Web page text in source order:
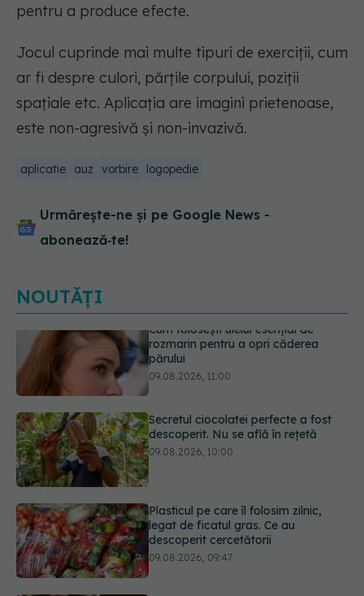
pentru a produce efecte.
Jocul cuprinde mai multe tipuri de exerciţii, cum
ar fi despre culori, părţile corpului, poziţii
spaţiale etc. Aplicaţia are imagini prietenoase,
este non-agresivă şi non-invazivă.
aplicatie auz vorbire logopedie
Urmărește-ne și pe Google News -
abonează‑te!
NOUTĂȚI
Secretul ciocolatei perfecte a fost
descoperit. Nu se află în rețetă
Plasticul pe care îl folosim zilnic,
legat de ficatul gras. Ce au
Simptomele infecției cu Helicobacter
pylori. Se poate trăi cu această
bacterie în stomac?